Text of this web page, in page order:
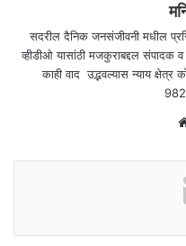
सदरील दैनिक जनसंजीवनी मधील
व्हीडीओ यासांठी मजकुराबद्दल
काही वाद उद्भवल्यास न्याय